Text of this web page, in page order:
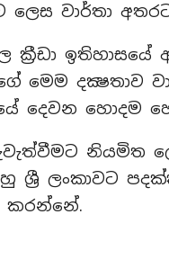
ලෙස වාර්තා
මෙම දක්‍ෂතාව
දෙවන හොදම
ශ්‍රී ලංකාවට
කරන්නේ.